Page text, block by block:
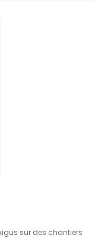
sur des chantiers